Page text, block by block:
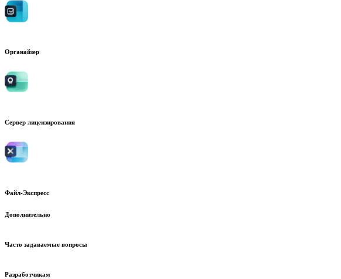
Органайзер
Сервер лицензирования
Файл-Экспресс
Дополнительно
Часто задаваемые вопросы
Разработчикам